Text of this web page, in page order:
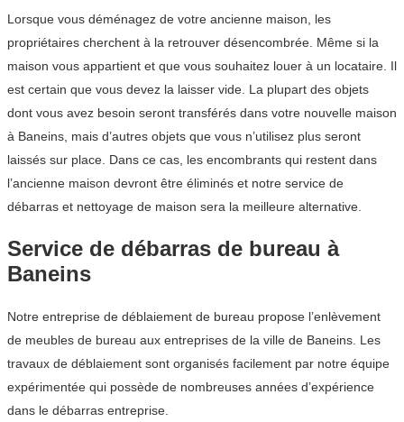
Lorsque vous déménagez de votre ancienne maison, les
propriétaires cherchent à la retrouver désencombrée. Même si la
maison vous appartient et que vous souhaitez louer à un locataire. Il
est certain que vous devez la laisser vide. La plupart des objets
dont vous avez besoin seront transférés dans votre nouvelle maison
à Baneins, mais d’autres objets que vous n’utilisez plus seront
laissés sur place. Dans ce cas, les encombrants qui restent dans
l’ancienne maison devront être éliminés et notre service de
débarras et nettoyage de maison sera la meilleure alternative.
Service de débarras de bureau à
Baneins
Notre entreprise de déblaiement de bureau propose l’enlèvement
de meubles de bureau aux entreprises de la ville de Baneins. Les
travaux de déblaiement sont organisés facilement par notre équipe
expérimentée qui possède de nombreuses années d’expérience
dans le débarras entreprise.